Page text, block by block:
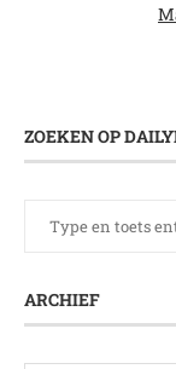
ZOEKEN OP
ARCHIEF